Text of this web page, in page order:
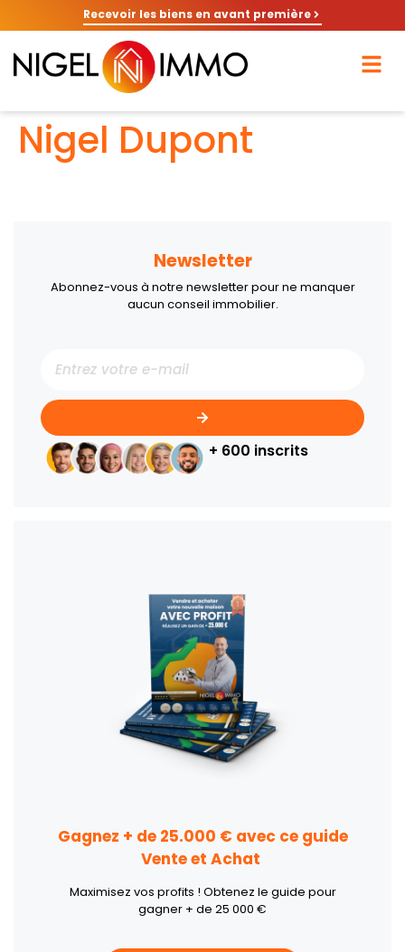
Recevoir les biens en avant première
Nigel Dupont
Newsletter
Abonnez-vous à notre newsletter pour ne manquer
aucun conseil immobilier.
+ 600 inscrits
Gagnez + de 25.000 € avec ce guide
Vente et Achat
Maximisez vos profits ! Obtenez le guide pour
gagner + de 25 000 €